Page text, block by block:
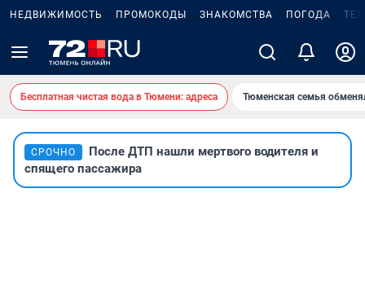
НЕДВИЖИМОСТЬ ПРОМОКОДЫ ЗНАКОМСТВА ПОГОДА
Бесплатная чистая вода в Тюмени: адреса Тюменская семья
СРОЧНО
После ДТП нашли мертвого водителя и
спящего пассажира